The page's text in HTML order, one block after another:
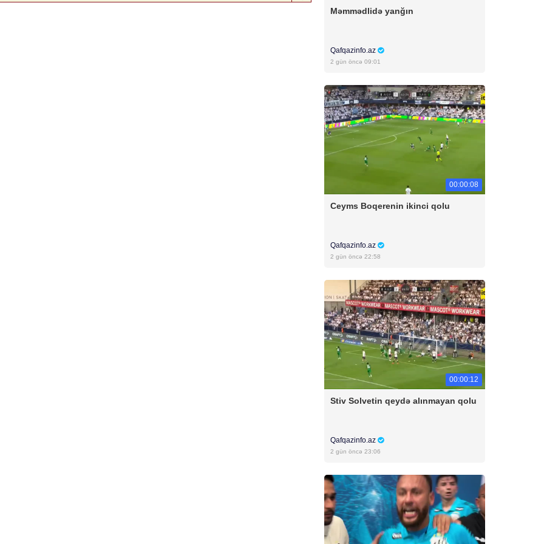
Məmmədlidə yanğın
Qafqazinfo.az
2 gün öncə 09:01
00:00:08
Ceyms Boqerenin ikinci qolu
Qafqazinfo.az
2 gün öncə 22:58
00:00:12
Stiv Solvetin qeydə alınmayan qolu
Qafqazinfo.az
2 gün öncə 23:06